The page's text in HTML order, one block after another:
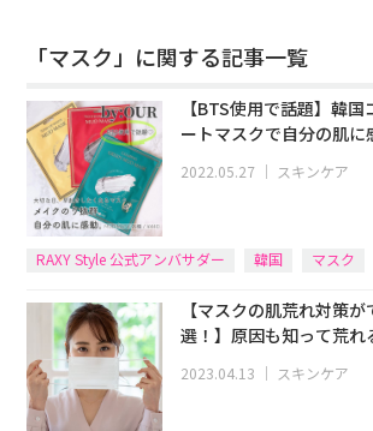
「マスク」に関する記事一覧
【BTS使用で話題】韓
ートマスクで自分の肌に
2022.05.27 ｜ スキンケア
RAXY Style 公式アンバサダー 韓国 マスク
【マスクの肌荒れ対策
選！】原因も知って荒れ
2023.04.13 ｜ スキンケア